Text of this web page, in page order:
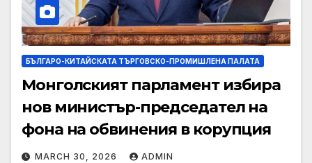
БЪЛГАРО-КИТАЙСКАТА ТЪРГОВСКО-ПРОМИШЛЕНА ПАЛАТА
Монголският парламент избира
нов министър-председател на
фона на обвинения в корупция
MARCH 30, 2026 ADMIN